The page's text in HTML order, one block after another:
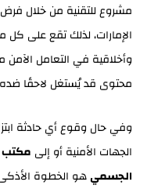
مشروع للتقنية من خلال فرض
الإمارات، لذلك تقع على
وأخلاقية في التعامل
محتوى قد يُستغل لاحقًا
وفي حال وقوع أي حادثة
الجهات الأمنية أو إلى مكتب
الجسميهو الخطوة